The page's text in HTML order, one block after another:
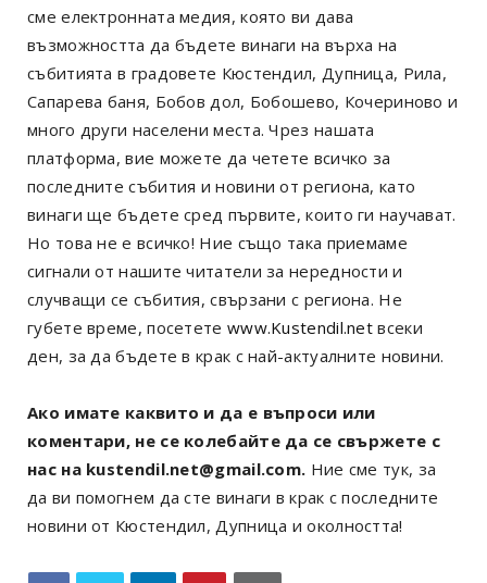
сме електронната медия, която ви дава
възможността да бъдете винаги на върха на
събитията в градовете Кюстендил, Дупница, Рила,
Сапарева баня, Бобов дол, Бобошево, Кочериново и
много други населени места. Чрез нашата
платформа, вие можете да четете всичко за
последните събития и новини от региона, като
винаги ще бъдете сред първите, които ги научават.
Но това не е всичко! Ние също така приемаме
сигнали от нашите читатели за нередности и
случващи се събития, свързани с региона. Не
губете време, посетете www.Kustendil.net всеки
ден, за да бъдете в крак с най-актуалните новини.
Ако имате каквито и да е въпроси или
коментари, не се колебайте да се свържете с
нас на kustendil.net@gmail.com. Ние сме тук, за
да ви помогнем да сте винаги в крак с последните
новини от Кюстендил, Дупница и околността!